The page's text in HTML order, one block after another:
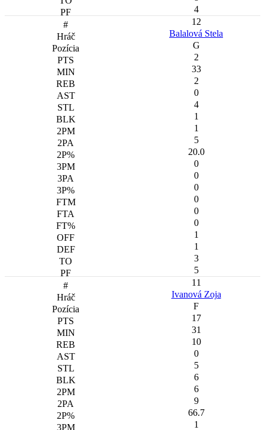
4
12
Balalová Stela
G
2
33
2
0
4
1
1
5
20.0
0
0
0
0
0
0
1
1
3
5
11
Ivanová Zoja
F
17
31
10
0
5
6
6
9
66.7
1